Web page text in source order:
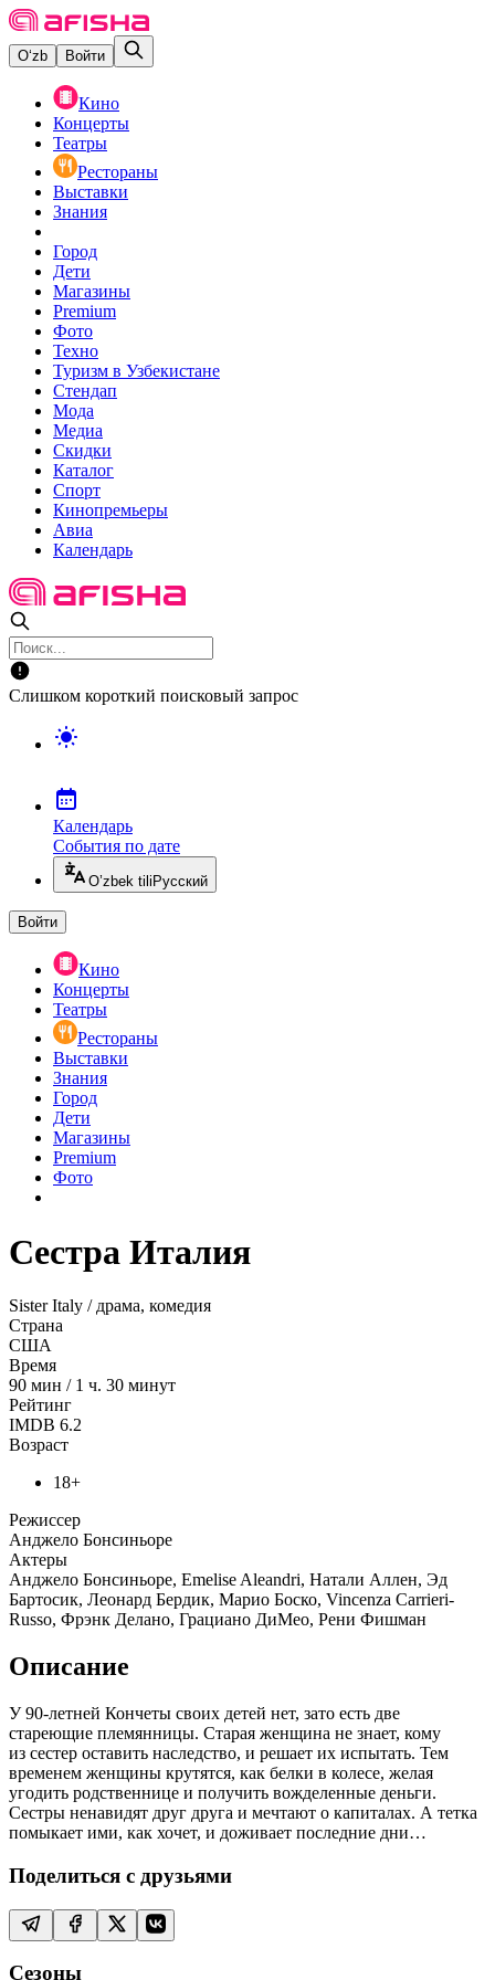
O‘zb Войти
Кино
Концерты
Театры
Рестораны
Выставки
Знания
Город
Дети
Магазины
Premium
Фото
Техно
Туризм в Узбекистане
Стендап
Мода
Медиа
Скидки
Каталог
Спорт
Кинопремьеры
Авиа
Календарь
Слишком короткий поисковый запрос
Календарь
События по дате
O’zbek tili Русский
Войти
Кино
Концерты
Театры
Рестораны
Выставки
Знания
Город
Дети
Магазины
Premium
Фото
Сестра Италия
Sister Italy / драма, комедия
Страна
США
Время
90 мин / 1 ч. 30 минут
Рейтинг
IMDB 6.2
Возраст
18+
Режиссер
Анджело Бонсиньоре
Актеры
Анджело Бонсиньоре, Emelise Aleandri, Натали Аллен, Эд
Бартосик, Леонард Бердик, Марио Боско, Vincenza Carrieri-
Russo, Фрэнк Делано, Грациано ДиМео, Рени Фишман
Описание
У 90-летней Кончеты своих детей нет, зато есть две
стареющие племянницы. Старая женщина не знает, кому
из сестер оставить наследство, и решает их испытать. Тем
временем женщины крутятся, как белки в колесе, желая
угодить родственнице и получить вожделенные деньги.
Сестры ненавидят друг друга и мечтают о капиталах. А тетка
помыкает ими, как хочет, и доживает последние дни…
Поделиться с друзьями
Сезоны